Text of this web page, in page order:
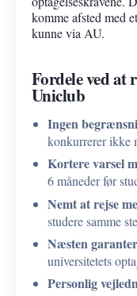
komme afsted med
kunne via AU.
Fordele ved at
Uniclub
Ingen
konkurrerer ikke
Kortere varsel
6 måneder før
Nemt at rejse
studere samme
Næsten
universitetets
Personlig